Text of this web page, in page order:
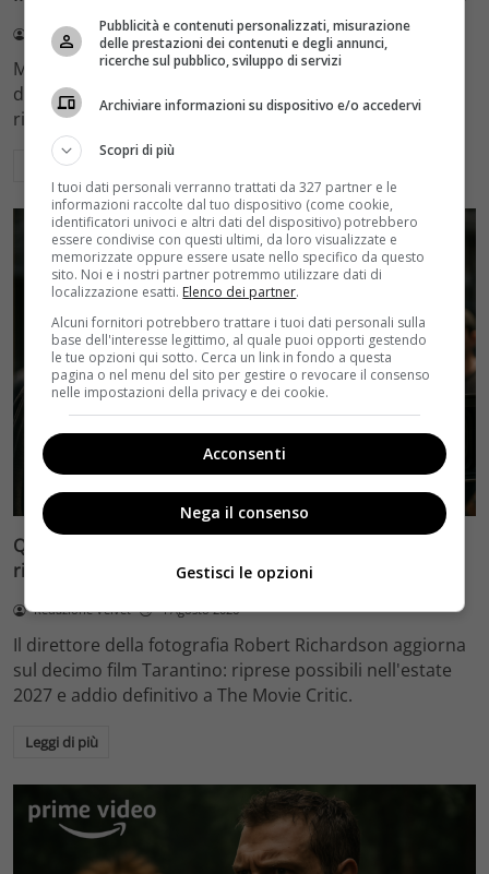
Redazione Velvet 4 Agosto 2026
Mediaset sceglie di mantenere Gerry Scotti e La Ruota
della Fortuna nell'access prime time estivo di Canale 5,
rinviando a dicembre il debutto di Enrico Pa
Leggi di più
Quentin Tarantino e il decimo film: Robert Richardson
rivela riprese forse nel 2027 e l’addio a The Movie Critic
Redazione Velvet 4 Agosto 2026
Il direttore della fotografia Robert Richardson aggiorna
sul decimo film Tarantino: riprese possibili nell'estate
2027 e addio definitivo a The Movie Critic.
Leggi di più
Pubblicità e contenuti personalizzati, misurazione
delle prestazioni dei contenuti e degli annunci,
ricerche sul pubblico, sviluppo di servizi
Archiviare informazioni su dispositivo e/o accedervi
Scopri di più
I tuoi dati personali verranno trattati da 327 partner e le
informazioni raccolte dal tuo dispositivo (come cookie,
identificatori univoci e altri dati del dispositivo) potrebbero
essere condivise con questi ultimi, da loro visualizzate e
memorizzate oppure essere usate nello specifico da questo
sito. Noi e i nostri partner potremmo utilizzare dati di
localizzazione esatti. Elenco dei partner.
Alcuni fornitori potrebbero trattare i tuoi dati personali sulla
base dell'interesse legittimo, al quale puoi opporti gestendo
le tue opzioni qui sotto. Cerca un link in fondo a questa
pagina o nel menu del sito per gestire o revocare il consenso
nelle impostazioni della privacy e dei cookie.
Acconsenti
Nega il consenso
Gestisci le opzioni